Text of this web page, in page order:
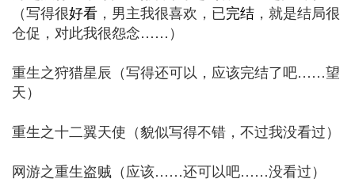
（写得很好看 ，男主我很喜欢，已完结 ，就是结局很
仓促，对此我很怨念……）
重生之狩猎星辰（写得还可以，应该完结了吧……望
天）
重生之十二翼天使（貌似写得不错，不过我没看过）
网游之重生盗贼（应该……还可以吧……没看过）